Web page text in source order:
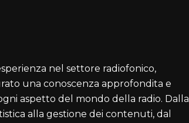
nel settore radiofonico,
una conoscenza approfondita e
aspetto del mondo della radio. Dalla
alla gestione dei contenuti, dal